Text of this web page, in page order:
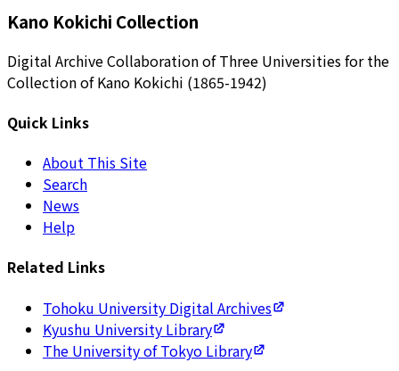
Kano Kokichi Collection
Digital Archive Collaboration of Three Universities for the
Collection of Kano Kokichi (1865-1942)
Quick Links
About This Site
Search
News
Help
Related Links
Tohoku University Digital Archives
Kyushu University Library
The University of Tokyo Library